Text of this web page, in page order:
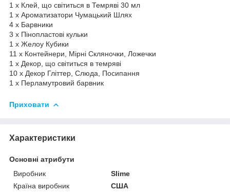
1 x Клей, що світиться в Темряві 30 мл
1 х Ароматизатори Чумацький Шлях
4 х Барвники
3 х Пінопластові кульки
1 х Желоу Кубики
11 x Контейнери, Мірні Скляночки, Ложечки
1 х Декор, що світиться в темряві
10 x Декор Гліттер, Слюда, Посипання
1 х Перламутровий барвник
Приховати
Характеристики
Основні атрибути
Виробник
Slime
Країна виробник
США